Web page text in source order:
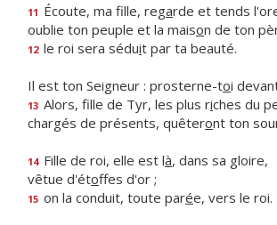
11 Écoute, ma fille, regarde et tends
oublie ton peuple et la maison de ton
12 le roi sera séduit par ta beauté.
Il est ton Seigneur : prosterne-toi
13 Alors, fille de Tyr, les plus riches du
chargés de présents, quêteront ton
14 Fille de roi, elle est là, dans sa gloire,
vêtue d'étoffes d'or ;
15 on la conduit, toute parée, vers le roi.